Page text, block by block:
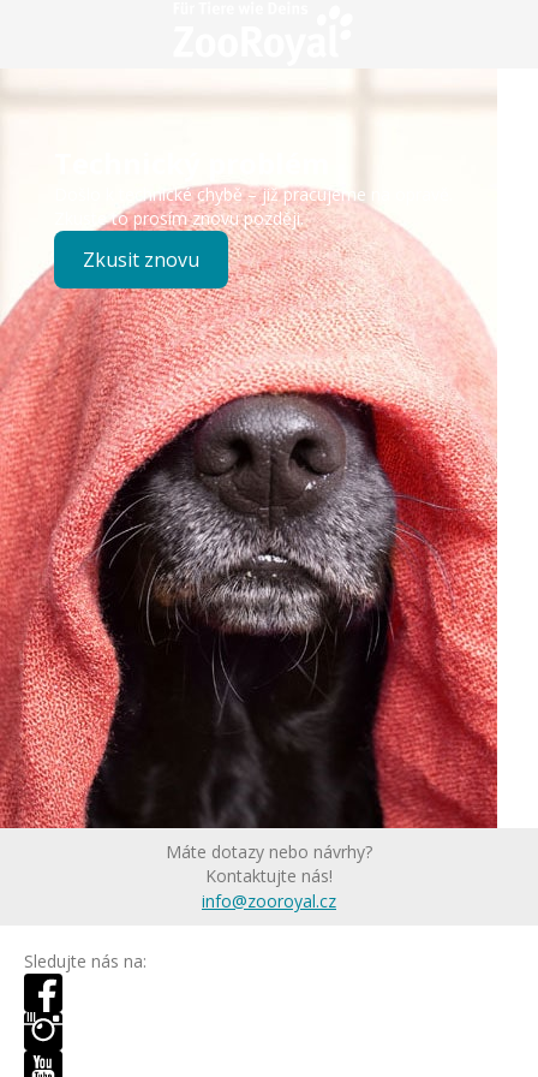
Došlo k technické chybě – již pracujeme na opravě.
Zkuste to prosím znovu později.
Zkusit znovu
Máte dotazy nebo návrhy?
Kontaktujte nás!
info@zooroyal.cz
Sledujte nás na: